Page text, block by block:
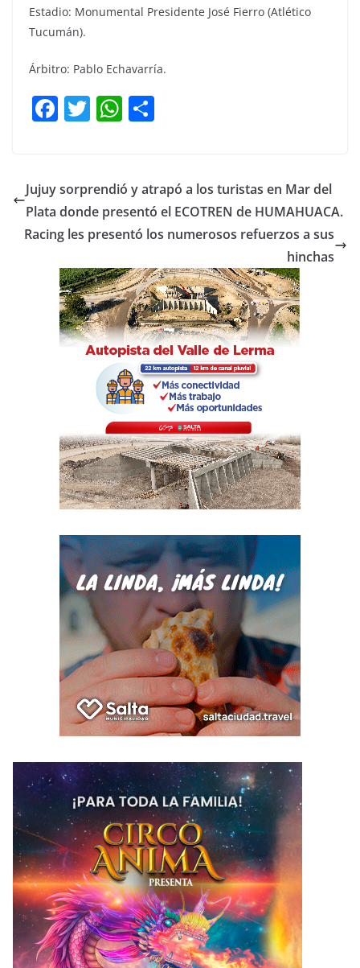
Estadio: Monumental Presidente José Fierro (Atlético
Tucumán).
Árbitro: Pablo Echavarría.
F
e
b
o
o
k
T
er
W
s
A
p
p
p
ar
tir
Jujuy sorprendió y atrapó a los turistas en Mar del
Plata donde presentó el ECOTREN de HUMAHUACA.
Racing les presentó los numerosos refuerzos a sus
hinchas